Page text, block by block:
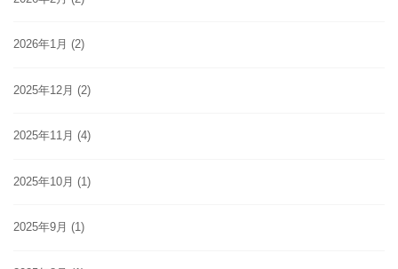
2026年1月 (2)
2025年12月 (2)
2025年11月 (4)
2025年10月 (1)
2025年9月 (1)